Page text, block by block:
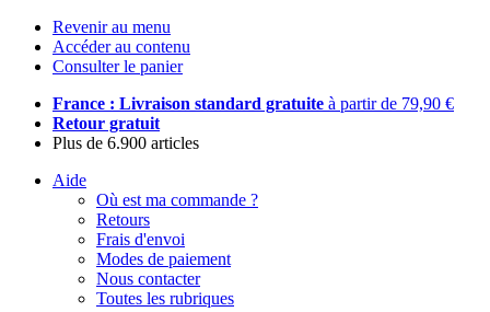
Revenir au menu
Accéder au contenu
Consulter le panier
France : Livraison standard gratuite à partir de 79,90 €
Retour gratuit
Plus de 6.900 articles
Aide
Où est ma commande ?
Retours
Frais d'envoi
Modes de paiement
Nous contacter
Toutes les rubriques